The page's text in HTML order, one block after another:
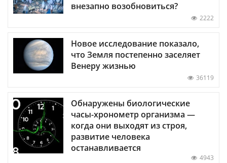
внезапно возобновиться?
2222
Новое исследование показало,
что Земля постепенно заселяет
Венеру жизнью
36119
Обнаружены биологические
часы-хронометр организма —
когда они выходят из строя,
развитие человека
останавливается
4943